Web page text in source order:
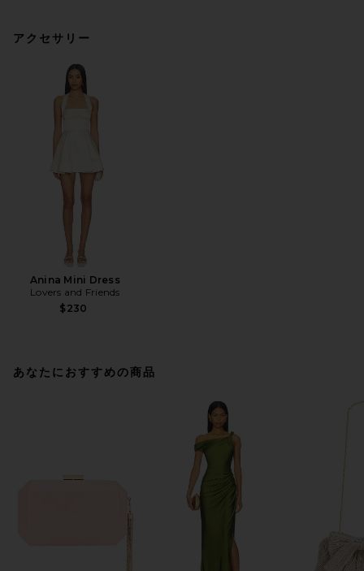
アクセサリー
Anina Mini Dress
Lovers and Friends
$230
あなたにおすすめの商品